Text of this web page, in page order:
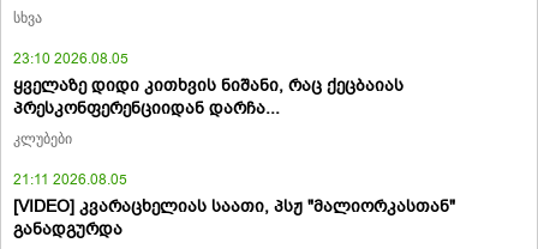
სხვა
23:10 2026.08.05
ყველაზე დიდი კითხვის ნიშანი, რაც ქეცბაიას
პრესკონფერენციიდან დარჩა...
კლუბები
21:11 2026.08.05
[VIDEO] კვარაცხელიას საათი, პსჟ "მალიორკასთან"
განადგურდა